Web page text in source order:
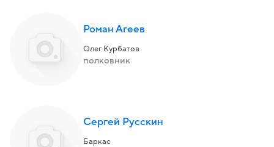
Роман Агеев
Олег Курбатов
полковник
Сергей Русскин
Баркас